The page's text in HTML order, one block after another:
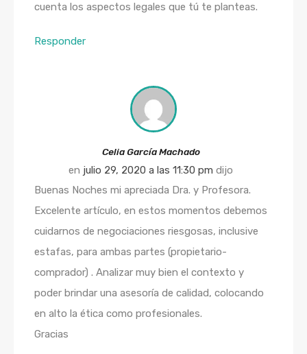
cuenta los aspectos legales que tú te planteas.
Responder
Celia García Machado
en julio 29, 2020 a las 11:30 pm dijo
Buenas Noches mi apreciada Dra. y Profesora.
Excelente artículo, en estos momentos debemos
cuidarnos de negociaciones riesgosas, inclusive
estafas, para ambas partes (propietario-
comprador) . Analizar muy bien el contexto y
poder brindar una asesoría de calidad, colocando
en alto la ética como profesionales.
Gracias